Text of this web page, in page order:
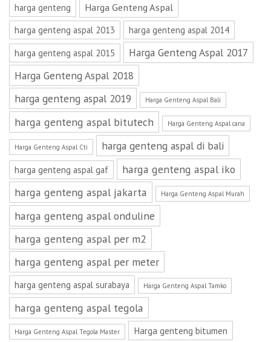
harga genteng Harga Genteng Aspal
harga genteng aspal 2013
harga genteng aspal 2014
harga genteng aspal 2015
Harga Genteng Aspal 2017
Harga Genteng Aspal 2018
harga genteng aspal 2019
Harga Genteng Aspal Bali
harga genteng aspal bitutech Harga Genteng Aspal cana
Harga Genteng Aspal Cti harga genteng aspal di bali
harga genteng aspal gaf
harga genteng aspal iko
harga genteng aspal jakarta
Harga Genteng Aspal Murah
harga genteng aspal onduline
harga genteng aspal per m2
harga genteng aspal per meter
harga genteng aspal surabaya Harga Genteng Aspal Tamko
harga genteng aspal tegola
Harga Genteng Aspal Tegola Master Harga genteng bitumen